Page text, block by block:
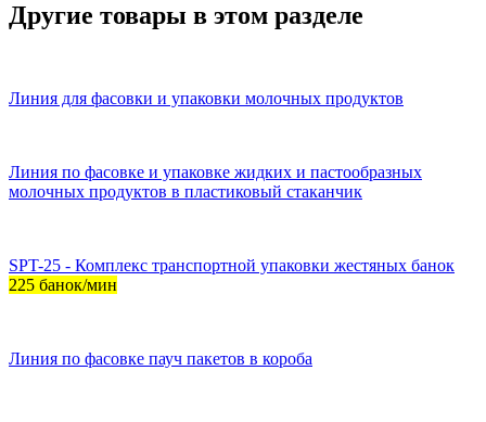
Другие товары в этом разделе
Линия для фасовки и упаковки молочных продуктов
Линия по фасовке и упаковке жидких и пастообразных
молочных продуктов в пластиковый стаканчик
SPT-25 - Комплекс транспортной упаковки жестяных банок
225 банок/мин
Линия по фасовке пауч пакетов в короба